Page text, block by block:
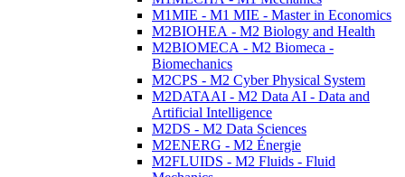
M1MIE - M1 MIE - Master in Economics
M2BIOHEA - M2 Biology and Health
M2BIOMECA - M2 Biomeca -
Biomechanics
M2CPS - M2 Cyber Physical System
M2DATAAI - M2 Data AI - Data and
Artificial Intelligence
M2DS - M2 Data Sciences
M2ENERG - M2 Énergie
M2FLUIDS - M2 Fluids - Fluid